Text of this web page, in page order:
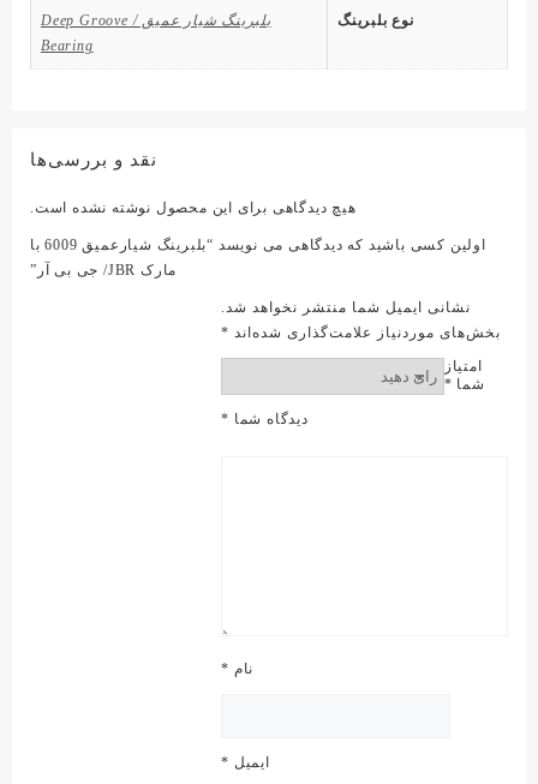
نوع بلبرینگ
بلبرینگ شیار عمیق / Deep Groove
Bearing
نقد و بررسی‌ها
هیچ دیدگاهی برای این محصول نوشته نشده است.
اولین کسی باشید که دیدگاهی می نویسد “بلبرینگ شیارعمیق 6009 با
مارک JBR/ جی بی آر”
نشانی ایمیل شما منتشر نخواهد شد.
بخش‌های موردنیاز علامت‌گذاری شده‌اند *
امتیاز
شما *
دیدگاه شما *
نام *
ایمیل *